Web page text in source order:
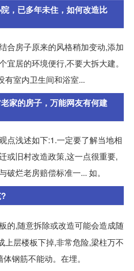
，已多年未住，如何改造比
合房子原来的风格稍加变动,添加
宜居的环境便行,不要大拆大建。
有室内卫生间和浴室...
家的房子，万能网友有何建
点浅述如下:1.一定要了解当地相
或旧村改造政策,这一点很重要,
破烂老房赔偿标准一... 如。
的,随意拆除或改造可能会造成随
上层楼板下掉,非常危险,梁柱万不
钢筋不能动。在埋。